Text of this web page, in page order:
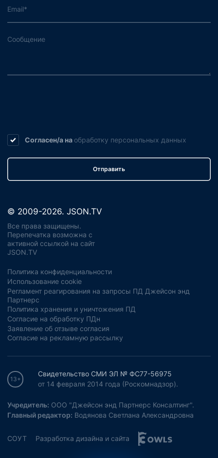
Согласен/а на обработку персональных данных
Отправить
© 2009-2026. JSON.TV
Все права защищены.
Перепечатка возможна с
активной ссылкой на сайт
JSON.TV
Политика конфиденциальности
Использование cookie
Регламент реагирования на запросы ПД Джейсон энд
Партнерс
Политика хранения и уничтожения ПД
Согласие на обработку ПДн
Заявление об отзыве согласия
Согласие на рекламную рассылку
13+
Свидетельство СМИ ЭЛ № ФС77-56975
от 14 февраля 2014 года (Роскомнадзор).
Учредитель: ООО "Джейсон энд Партнерс Консалтинг".
Главный редактор: Водянова Светлана Александровна
СОУТ Разработка дизайна и сайта